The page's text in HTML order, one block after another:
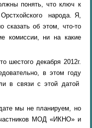
понять, что ключ к
народа. Я,
об этом, что-то
комиссии, ни на какие
шестого декабря 2012г.
в этом году
в связи с этой датой
мы не планируем, но
МОД «ИКНО» и